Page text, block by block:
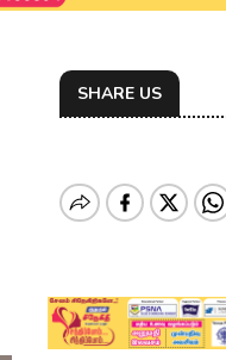
SHARE US